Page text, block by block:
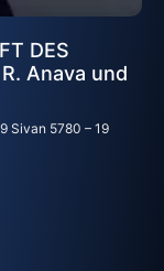
DES
Anava und
Sivan 5780 – 19